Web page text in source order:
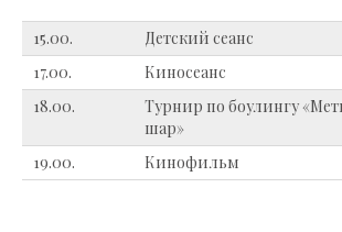
15.00.
Детский сеанс
17.00.
Киносеанс
18.00.
Турнир по боулингу
шар»
19.00. Кинофильм